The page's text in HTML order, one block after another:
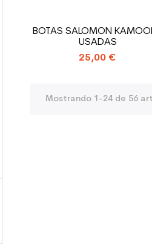
BOTAS SALOMON
USADAS
25,00 €
Mostrando 1-24 de 56